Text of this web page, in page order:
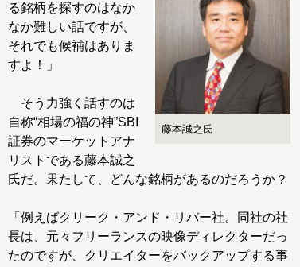
藤本誠之氏
る銘柄を探すのはなか
なか難しい話ですが、
それでも候補はありま
すよ！」
そう力強く話すのは
自称“相場の福の神”SBI
証券のマーケットアナ
リストである藤本誠之
氏だ。果たして、どんな銘柄があるのだろうか？
「例えばクリーク・アンド・リバー社。同社の社
長は、元々フリーランスの映像ディレクターだっ
たのですが、クリエイターをバックアップする事